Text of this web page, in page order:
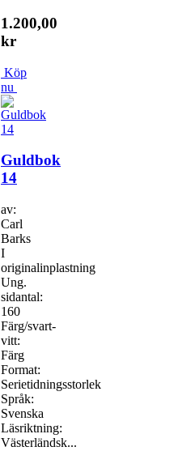
1.200,00
kr
Köp
nu
Guldbok
14
av:
Carl
Barks
I
originalinplastning
Ung.
sidantal:
160
Färg/svart-
vitt:
Färg
Format:
Serietidningsstorlek
Språk:
Svenska
Läsriktning:
Västerländsk...